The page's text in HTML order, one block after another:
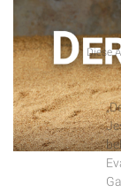
Podcast Diese